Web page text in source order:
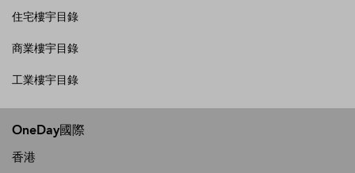
住宅樓宇目錄
商業樓宇目錄
工業樓宇目錄
OneDay國際
香港